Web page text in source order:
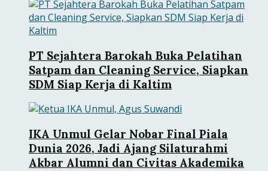
PT Sejahtera Barokah Buka Pelatihan
Satpam dan Cleaning Service, Siapkan
SDM Siap Kerja di Kaltim
IKA Unmul Gelar Nobar Final Piala
Dunia 2026, Jadi Ajang Silaturahmi
Akbar Alumni dan Civitas Akademika